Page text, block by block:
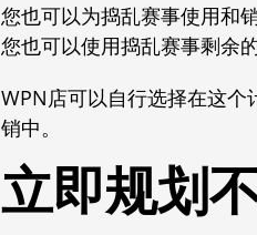
您也可以为捣乱赛事使用和
您也可以使用捣乱赛事剩余
WPN店可以自行选择在这个
销中。
立即规划